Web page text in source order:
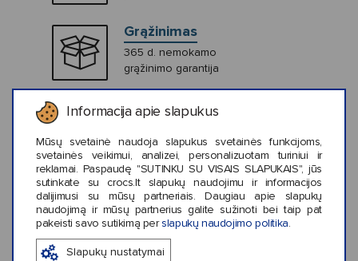
Informacija apie slapukus
Mūsų svetainė naudoja slapukus svetainės funkcijoms,
svetainės veikimui, analizei, personalizuotam turiniui ir
reklamai. Paspaudę "SUTINKU SU VISAIS SLAPUKAIS", jūs
sutinkate su crocs.lt slapukų naudojimu ir informacijos
dalijimusi su mūsų partneriais. Daugiau apie slapukų
naudojimą ir mūsų partnerius galite sužinoti bei taip pat
pakeisti savo sutikimą per slapukų naudojimo politika
Slapukų nustatymai
Grąžinimas
365 d. nemokamo
grąžinimo garantija
Saugus
atsiskaitymas
Apsaugotos
piniginės
operacijos
naudojant
SSL
šifruotą